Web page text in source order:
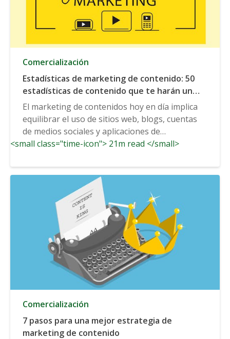
Comercialización
Estadísticas de marketing de contenido: 50
estadísticas de contenido que te harán un
mejor vendedor
El marketing de contenidos hoy en día implica
equilibrar el uso de sitios web, blogs, cuentas
de medios sociales y aplicaciones de
mensajería...
<small class="time-icon"> 21m read </small>
Comercialización
7 pasos para una mejor estrategia de
marketing de contenido